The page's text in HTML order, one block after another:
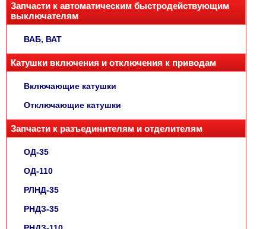
Запчасти к автоматическим быстродействующим
выключателям
ВАБ, ВАТ
Катушки включения и отключения к приводам
Включающие катушки
Отключающие катушки
Запчасти к разъединителям и отделителям
ОД-35
ОД-110
РЛНД-35
РНДЗ-35